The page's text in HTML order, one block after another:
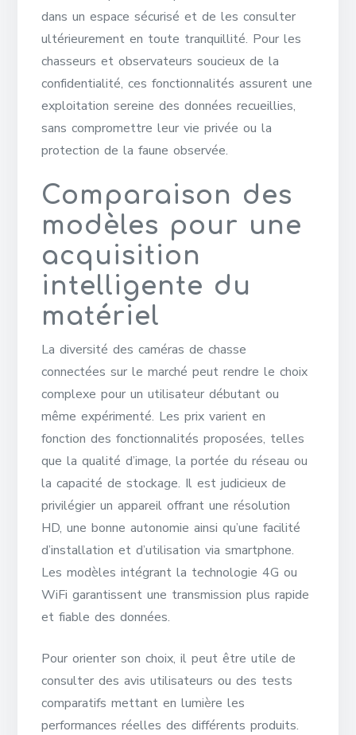
dans un espace sécurisé et de les consulter
ultérieurement en toute tranquillité. Pour les
chasseurs et observateurs soucieux de la
confidentialité, ces fonctionnalités assurent une
exploitation sereine des données recueillies,
sans compromettre leur vie privée ou la
protection de la faune observée.
Comparaison des
modèles pour une
acquisition
intelligente du
matériel
La diversité des caméras de chasse
connectées sur le marché peut rendre le choix
complexe pour un utilisateur débutant ou
même expérimenté. Les prix varient en
fonction des fonctionnalités proposées, telles
que la qualité d’image, la portée du réseau ou
la capacité de stockage. Il est judicieux de
privilégier un appareil offrant une résolution
HD, une bonne autonomie ainsi qu’une facilité
d’installation et d’utilisation via smartphone.
Les modèles intégrant la technologie 4G ou
WiFi garantissent une transmission plus rapide
et fiable des données.
Pour orienter son choix, il peut être utile de
consulter des avis utilisateurs ou des tests
comparatifs mettant en lumière les
performances réelles des différents produits.